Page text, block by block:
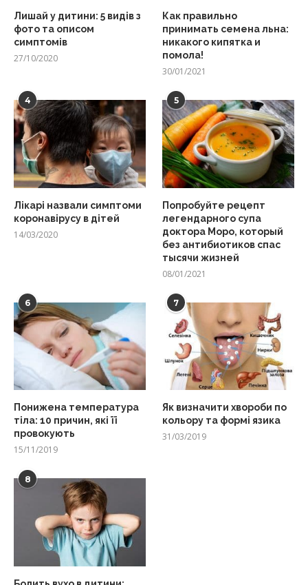
Лишай у дитини: 5 видів з
фото та описом
симптомів
27/10/2020
Как правильно
принимать семена льна:
никакого кипятка и
помола!
30/01/2021
4
Лікарі назвали симптоми
коронавірусу в дітей
14/03/2020
5
Попробуйте рецепт
легендарного супа
доктора Моро, который
без антибиотиков спас
тысячи жизней
08/01/2021
6
Понижена температура
тіла: 10 причин, які її
провокують
15/11/2019
7
Як визначити хвороби по
кольору та формі язика
31/03/2019
8